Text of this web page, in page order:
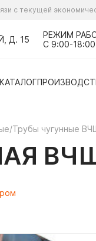
с текущей
Д. 15
РЕЖИМ
С 9:00-18:00
/Трубы чугунные